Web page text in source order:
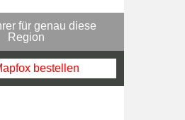
für genau diese
Region
bestellen